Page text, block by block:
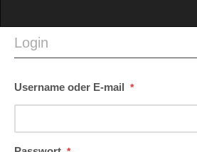
Login
Username oder E-mail *